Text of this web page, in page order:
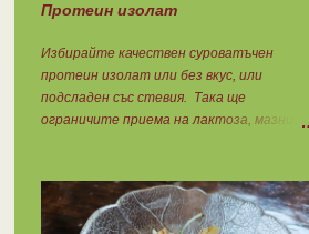
Протеин изолат
Избирайте качествен суроватъчен
протеин изолат или без вкус, или
подсладен със стевия. Така ще
ограничите приема на лактоза, мазнини,
разтворимост и малко по-бързо
усвояване. Протеинът изолат съдържа